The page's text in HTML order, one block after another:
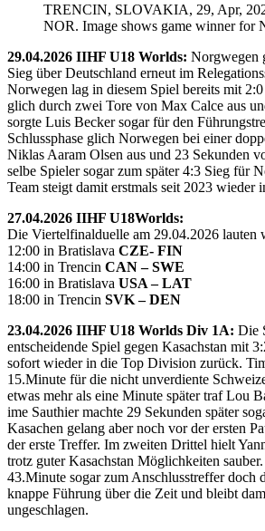
TRENCIN, SLOVAKIA, 29, Apr,
NOR. Image shows game winner for
29.04.2026 IIHF U18 Worlds: Norgwegen
Sieg über Deutschland erneut im
Norwegen lag in diesem Spiel bereits mit
glich durch zwei Tore von Max Calce aus
sorgte Luis Becker sogar für den
Schlussphase glich Norwegen bei einer
Niklas Aaram Olsen aus und 23 Sekunden
selbe Spieler sogar zum später 4:3 Sieg für
Team steigt damit erstmals seit 2023 wieder
27.04.2026 IIHF U18Worlds:
Die Viertelfinalduelle am 29.04.2026 lauten
12:00 in Bratislava CZE- FIN
14:00 in Trencin CAN – SWE
16:00 in Bratislava USA – LAT
18:00 in Trencin SVK – DEN
23.04.2026 IIHF U18 Worlds Div 1A: Die
entscheidende Spiel gegen Kasachstan mit
sofort wieder in die Top Division zurück.
15.Minute für die nicht unverdiente
etwas mehr als eine Minute später traf Lou
ime Sauthier machte 29 Sekunden später
Kasachen gelang aber noch vor der ersten
der erste Treffer. Im zweiten Drittel hielt
trotz guter Kasachstan Möglichkeiten
43.Minute sogar zum Anschlusstreffer doch
knappe Führung über die Zeit und bleibt
ungeschlagen.